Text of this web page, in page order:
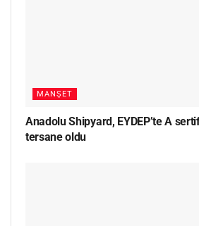
MANŞET
Anadolu Shipyard, EYDEP’te A
tersane oldu